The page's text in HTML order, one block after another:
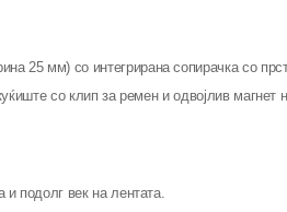
25 мм) со интегрирана сопирачка со
со клип за ремен и одвојлив магнет
и подолг век на лентата.